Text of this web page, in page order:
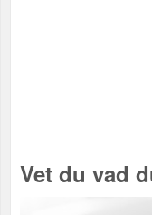
Vet du vad